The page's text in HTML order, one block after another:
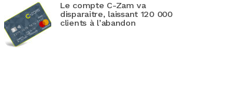
Le compte C-Zam va
disparaitre, laissant 120 000
clients à l’abandon